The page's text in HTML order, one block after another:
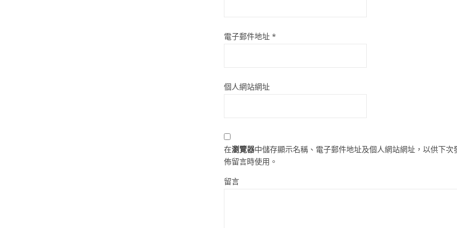
電子郵件地址 *
個人網站網址
在瀏覽器中儲存顯示名稱、電子郵件地址及個人網站網址，以供下次
佈留言時使用。
留言